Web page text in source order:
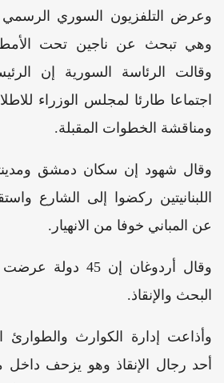
وعرض التلفزيون السوري الرسمي
وهي تبحث عن ناجين تحت
وقالت الرئاسة السورية إن
اجتماعا طارئا لمجلس الوزراء
ومناقشة الخطوات المقبلة.
وقال شهود إن سكان دمشق
اللبنانيتين ركضوا إلى الشارع
عن المباني خوفا من الانهيار.
وقال أردوغان إن
البحث والإنقاذ.
وأذاعت إدارة الكوارث والطوارئ
أحد رجال الإنقاذ وهو يزحف داخل